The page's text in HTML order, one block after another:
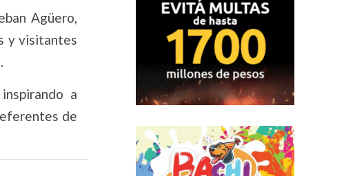
Agüero,
y visitantes
a
de